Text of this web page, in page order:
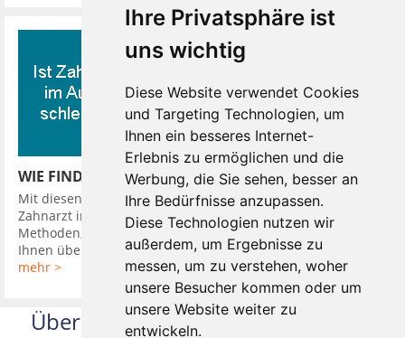
Ihre Privatsphäre ist
uns wichtig
Diese Website verwendet Cookies
und Targeting Technologien, um
Ihnen ein besseres Internet-
Erlebnis zu ermöglichen und die
Werbung, die Sie sehen, besser an
Ihre Bedürfnisse anzupassen.
Diese Technologien nutzen wir
außerdem, um Ergebnisse zu
messen, um zu verstehen, woher
unsere Besucher kommen oder um
unsere Website weiter zu
entwickeln.
WIE FINDE ICH EINEN GUTEN ZAHNARZT
Mit diesen 10 Tipps finden Sie leicht einen guten günstigen
Zahnarzt in Ihrer Nähe. So hat Ihr Zahnarzt verschiedene
Methoden, Sie in seine Diagnose einzubeziehen. Er kann
Ihnen über Kamera oder ...
mehr >
Über uns